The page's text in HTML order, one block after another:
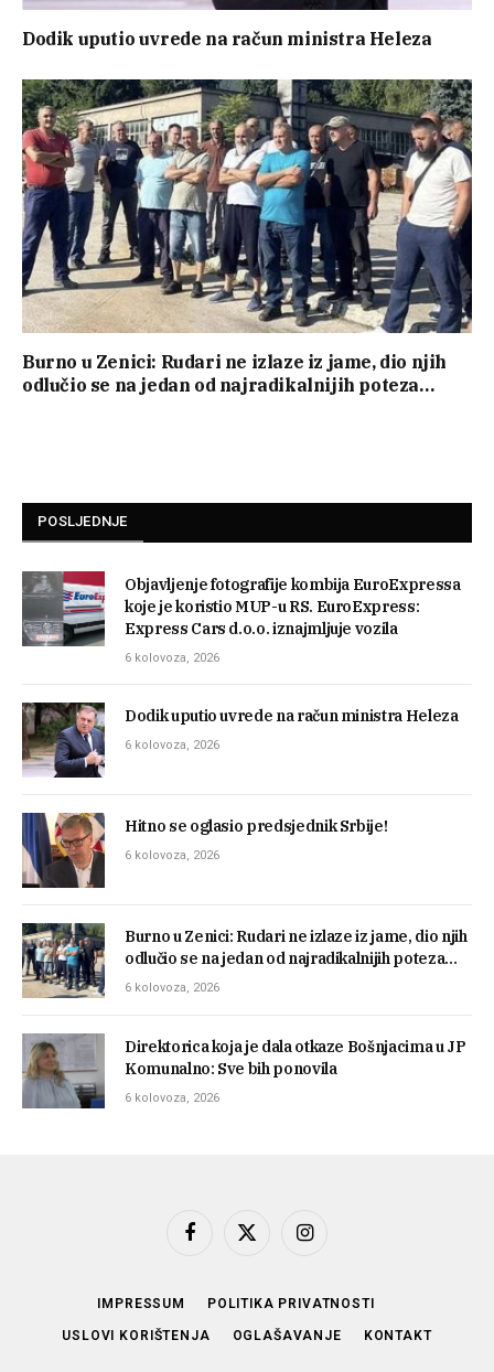
Dodik uputio uvrede na račun ministra Heleza
Burno u Zenici: Rudari ne izlaze iz jame, dio njih
odlučio se na jedan od najradikalnijih poteza…
POSLJEDNJE
Objavljenje fotografije kombija EuroExpressa
koje je koristio MUP-u RS. EuroExpress:
Express Cars d.o.o. iznajmljuje vozila
6 kolovoza, 2026
Dodik uputio uvrede na račun ministra Heleza
6 kolovoza, 2026
Hitno se oglasio predsjednik Srbije!
6 kolovoza, 2026
Burno u Zenici: Rudari ne izlaze iz jame, dio njih
odlučio se na jedan od najradikalnijih poteza…
6 kolovoza, 2026
Direktorica koja je dala otkaze Bošnjacima u JP
Komunalno: Sve bih ponovila
6 kolovoza, 2026
Facebook
X
Instagram
IMPRESSUM POLITIKA PRIVATNOSTI
USLOVI KORIŠTENJA OGLAŠAVANJE KONTAKT